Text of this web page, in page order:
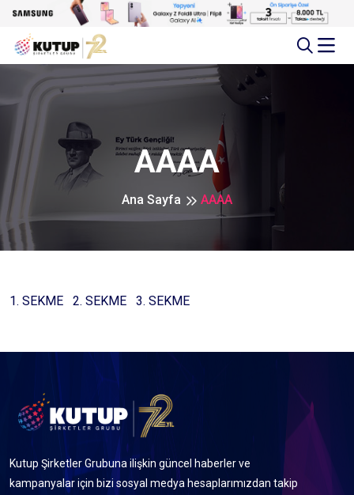
AAAA
Ana Sayfa AAAA
1. SEKME 2. SEKME 3. SEKME
Kutup Şirketler Grubuna ilişkin güncel haberler ve
kampanyalar için bizi sosyal medya hesaplarımızdan takip